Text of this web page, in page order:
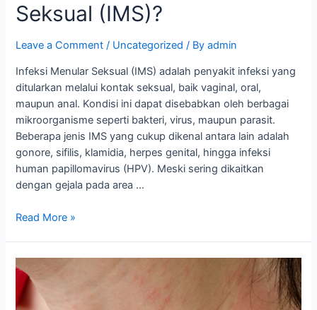
Seksual (IMS)?
Leave a Comment / Uncategorized / Byadmin
Infeksi Menular Seksual (IMS) adalah penyakit infeksi yang
ditularkan melalui kontak seksual, baik vaginal, oral,
maupun anal. Kondisi ini dapat disebabkan oleh berbagai
mikroorganisme seperti bakteri, virus, maupun parasit.
Beberapa jenis IMS yang cukup dikenal antara lain adalah
gonore, sifilis, klamidia, herpes genital, hingga infeksi
human papillomavirus (HPV). Meski sering dikaitkan
dengan gejala pada area …
Read More »